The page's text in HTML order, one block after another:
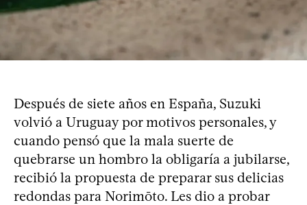
Después de siete años en España, Suzuki
volvió a Uruguay por motivos personales, y
cuando pensó que la mala suerte de
quebrarse un hombro la obligaría a jubilarse,
recibió la propuesta de preparar sus delicias
redondas para Norimōto. Les dio a probar